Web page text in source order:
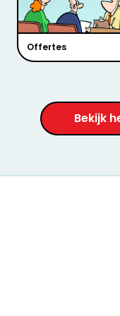
Offertes
Bekijk